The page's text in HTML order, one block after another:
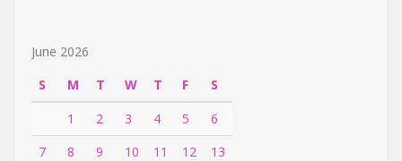
June 2026
S
M T W T F
S
1
2 3 4 5
6
7
8 9 10 11 12
13